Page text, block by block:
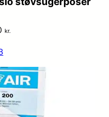
kr.